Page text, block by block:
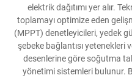
elektrik dağıtımı yer alır.
toplamayı optimize eden
(MPPT) denetleyicileri, yedek
şebeke bağlantısı yetenekleri
desenlerine göre soğutma
yönetimi sistemleri bulunur.